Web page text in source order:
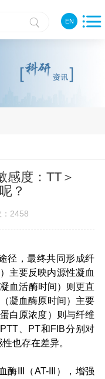
EN
感度：TT＞
？
2458
径 ，最终共同形成纤
主要反映内源性凝血
血活酶时间）则更直
凝血酶原时间）主要
白原浓度）则与纤维
、PT和FIB分别对
也存在差异。
酶III
（AT-III），增强